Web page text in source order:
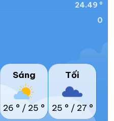
24.49 °
0
Sáng
26 ° / 25 °
Tối
25 ° / 27 °